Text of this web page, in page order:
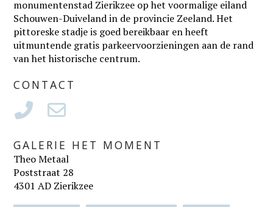
monumentenstad Zierikzee op het voormalige eiland
Schouwen-Duiveland in de provincie Zeeland. Het
pittoreske stadje is goed bereikbaar en heeft
uitmuntende gratis parkeervoorzieningen aan de rand
van het historische centrum.
CONTACT
GALERIE HET MOMENT
Theo Metaal
Poststraat 28
4301 AD Zierikzee